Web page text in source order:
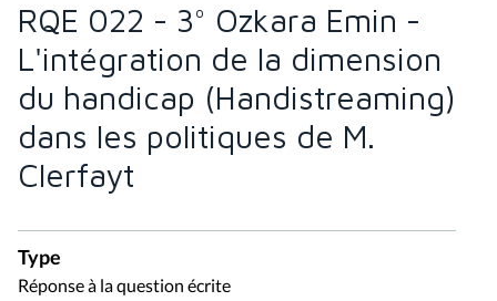
RQE 022 - 3° Ozkara Emin -
L'intégration de la dimension
du handicap (Handistreaming)
dans les politiques de M.
Clerfayt
Type
Réponse à la question écrite